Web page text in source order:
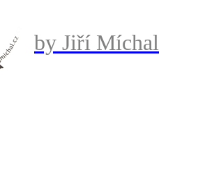
by Jiří Míchal